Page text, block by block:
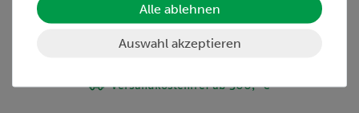
Media / Downloads
Versandkostenfrei ab 300,- €
Alle ablehnen
Auswahl akzeptieren